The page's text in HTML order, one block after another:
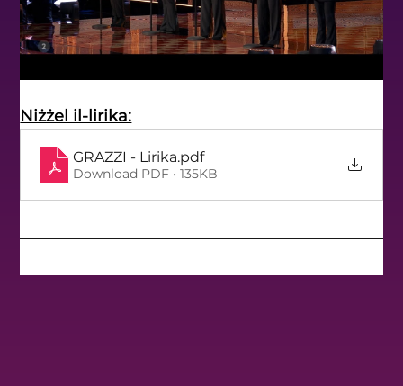
Niżżel il-lirika:
GRAZZI - Lirika.pdf
Download PDF • 135KB